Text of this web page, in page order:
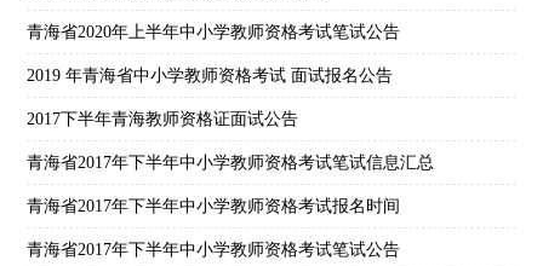
青海省2020年上半年中小学教师资格考试笔试公告
2019 年青海省中小学教师资格考试 面试报名公告
2017下半年青海教师资格证面试公告
青海省2017年下半年中小学教师资格考试笔试信息汇总
青海省2017年下半年中小学教师资格考试报名时间
青海省2017年下半年中小学教师资格考试笔试公告